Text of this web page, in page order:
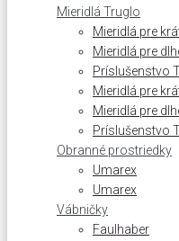
Mieridlá Truglo
Mieridlá pre
Mieridlá pre
Príslušenstvo
Mieridlá pre
Mieridlá pre
Príslušenstvo
Obranné prostriedky
Umarex
Umarex
Vábničky
Faulhaber